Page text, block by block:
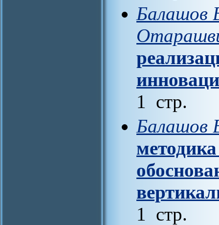
Балашов
1 стр.
Балашов
1 стр.